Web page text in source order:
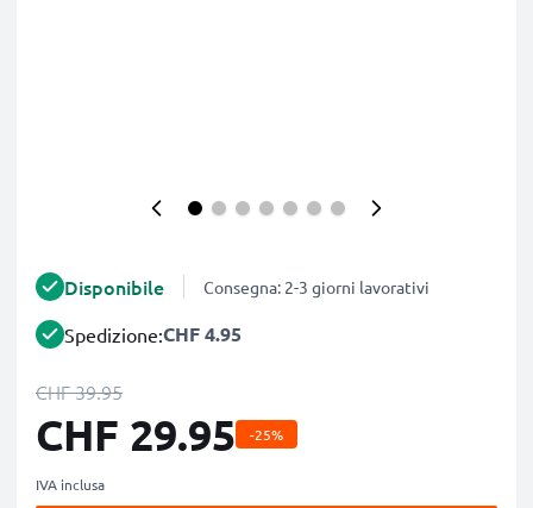
Disponibile Consegna: 2-3 giorni lavorativi
Spedizione:CHF 4.95
CHF 39.95
CHF 29.95 -25%
IVA inclusa